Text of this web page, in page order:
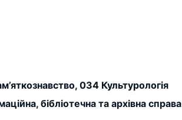
034 Культурологія
бібліотечна та архівна справа